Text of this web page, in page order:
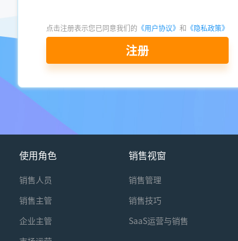
点击注册表示您已同意我们的 《用户协议》 和 《隐私政策》
注册
使用角色
销售人员
销售主管
企业主管
销售视窗
销售管理
销售技巧
SaaS运营与销售